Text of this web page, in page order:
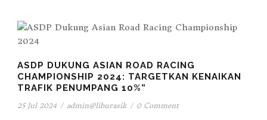
ASDP DUKUNG ASIAN ROAD RACING
CHAMPIONSHIP 2024: TARGETKAN KENAIKAN
TRAFIK PENUMPANG 10%”
25 Jul 2024 / admin@liburasik / 0 Comment